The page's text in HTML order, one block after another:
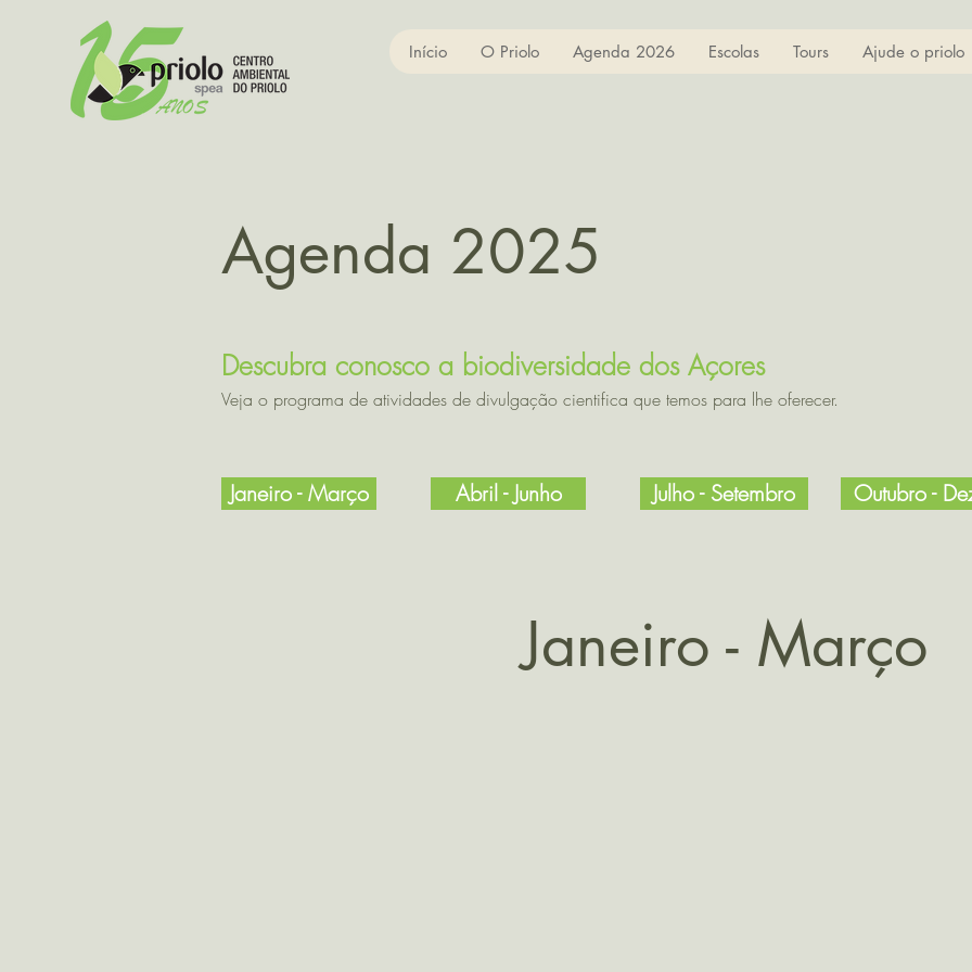
Início O Priolo Agenda 2026 Escolas Tours Ajude o priolo
Agenda 2025
Descubra conosco a biodiversidade dos Açores
Veja o programa de atividades de divulgação cientifica que temos para lhe oferecer.
Janeiro - Março Abril - Junho Julho - Setembro Outubro -
Janeiro - Março